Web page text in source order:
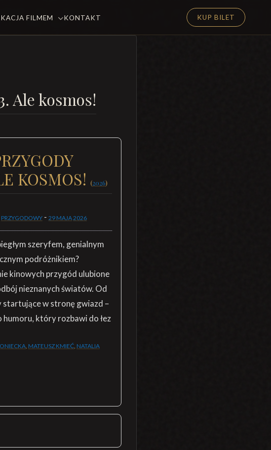
FILMEM KONTAKT KUP BILET
Ale kosmos!
KOSMOS! (2026)
PRZYGODOWY - 29 MAJA2026
szeryfem, genialnym
podróżnikiem?
kinowych przygód ulubione
nieznanych światów. Od
startujące w stronę gwiazd –
który rozbawi do łez
, MATEUSZ KMIEĆ, NATALIA